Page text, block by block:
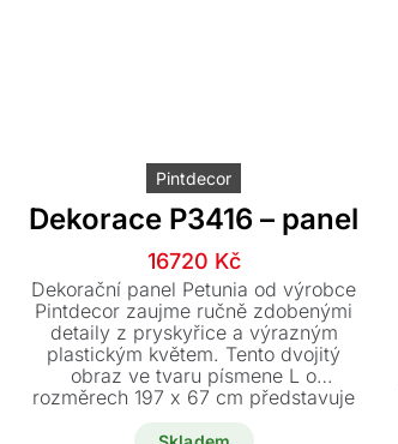
Pintdecor
Dekorace P3416 – panel
Původní
cena
byla:
19670 Kč.
16720 Kč
Aktuální
cena
je:
16720 Kč.
Dekorační panel Petunia od výrobce
Pintdecor zaujme ručně zdobenými
detaily z pryskyřice a výrazným
plastickým květem. Tento dvojitý
obraz ve tvaru písmene L o
rozměrech 197 x 67 cm představuje